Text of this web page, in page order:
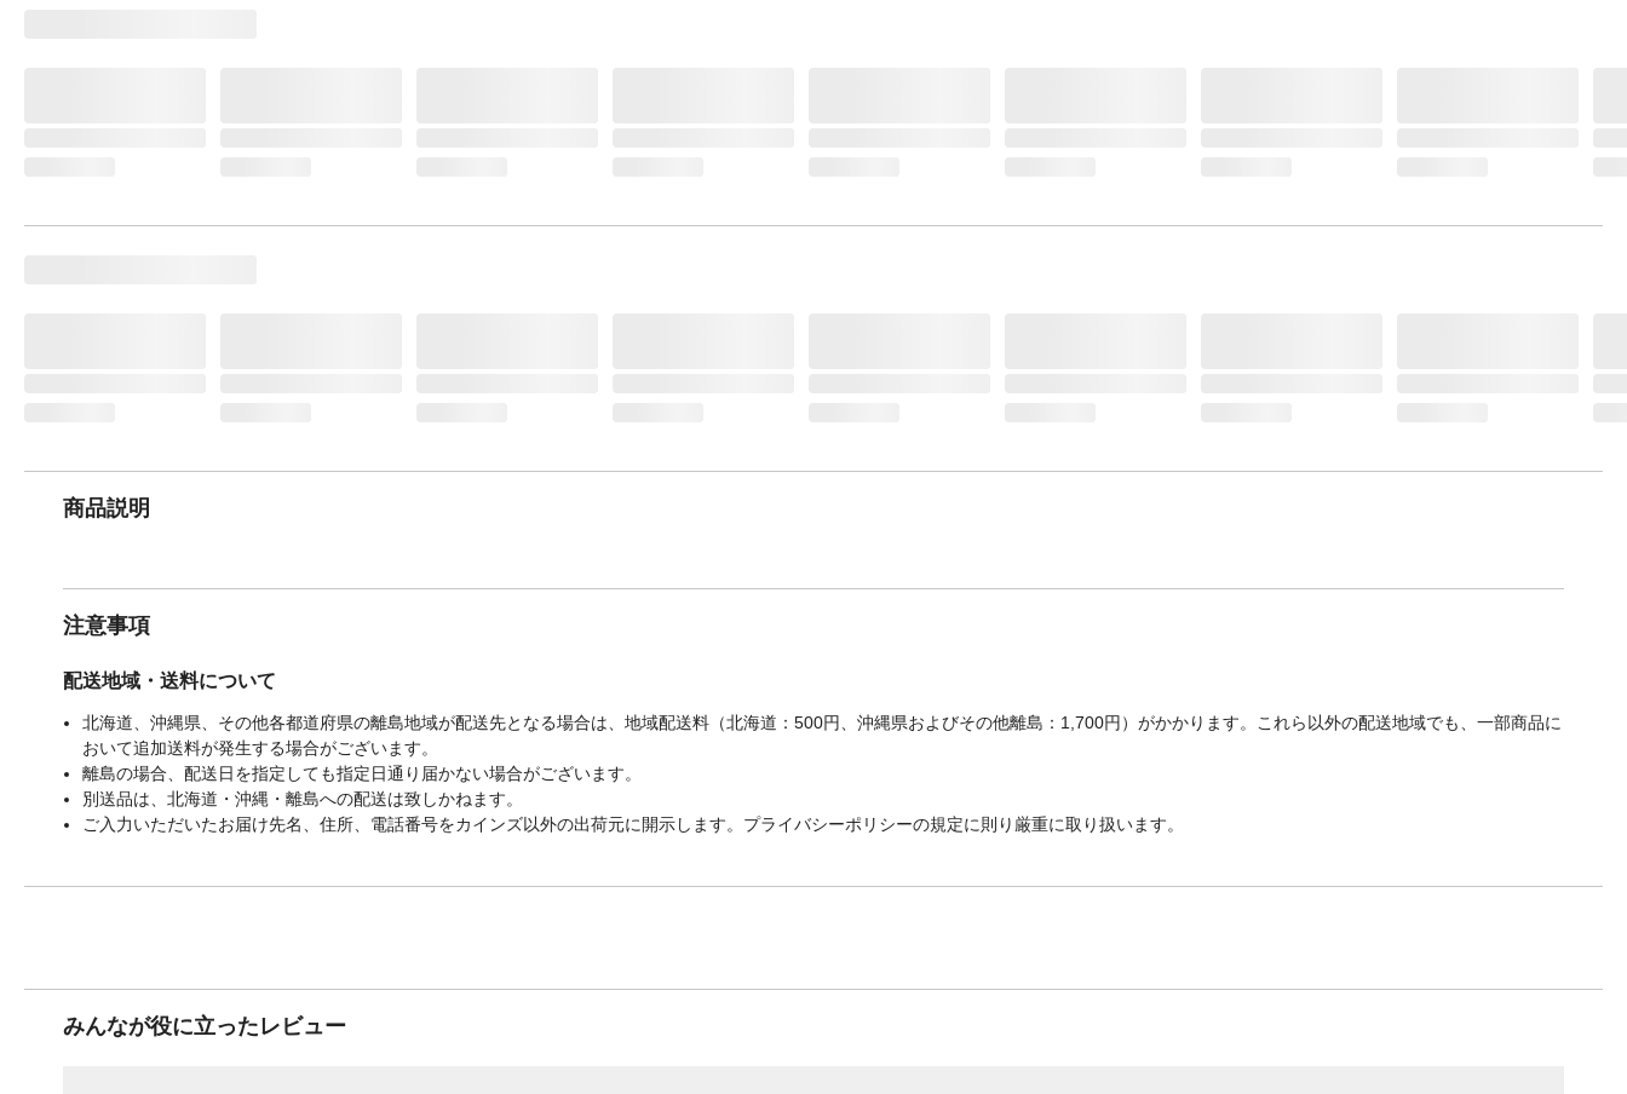
商品説明
注意事項
配送地域・送料について
北海道、沖縄県、その他各都道府県の離島地域が配送先となる場合は、地域配送料（北海道：500円、沖縄県およびその他離島：1,700円）がかかります。これら以外の配送地域でも、一部商品に
おいて追加送料が発生する場合がございます。
離島の場合、配送日を指定しても指定日通り届かない場合がございます。
別送品は、北海道・沖縄・離島への配送は致しかねます。
ご入力いただいたお届け先名、住所、電話番号をカインズ以外の出荷元に開示します。プライバシーポリシーの規定に則り厳重に取り扱います。
みんなが役に立ったレビュー